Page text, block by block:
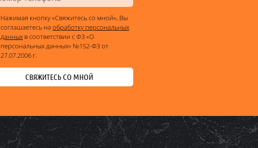
Нажимая кнопку «Свяжитесь со мной», Вы
соглашаетесь на обработку персональных
данных в соответствии с ФЗ «О
персональных данных» №152-ФЗ от
27.07.2006 г.
СВЯЖИТЕСЬ СО МНОЙ